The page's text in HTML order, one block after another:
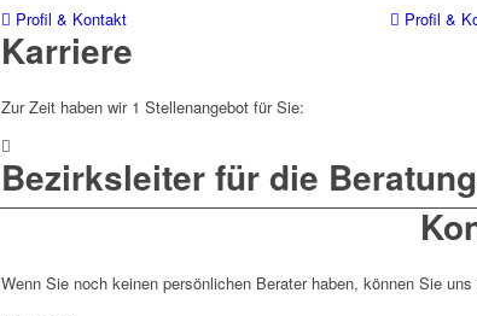
Profil & Kontakt
Profil &
Karriere
Zur Zeit haben wir 1 Stellenangebot für Sie:
Bezirksleiter für die
Wenn Sie noch keinen persönlichen Berater haben, können Sie